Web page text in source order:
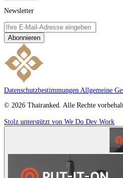
Newsletter
Abonnieren
Datenschutzbestimmungen Allgemeine
© 2026 Thairanked. Alle Rechte
Stolz unterstützt von We Do Dev Work